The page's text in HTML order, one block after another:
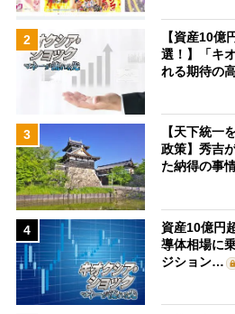
2
【資産10億
選！】「キ
れる期待の
3
【天下統一
政策】秀吉
た納得の事
4
資産10億円
導体相場に
ジション…